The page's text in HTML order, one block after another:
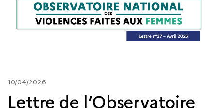
10/04/2026
Lettre de l’Observatoire